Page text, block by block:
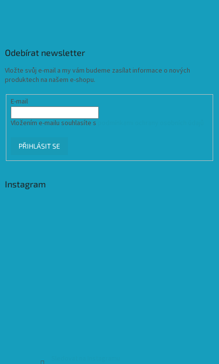
Odebírat newsletter
Vložte svůj e-mail a my vám budeme zasílat informace o nových
produktech na našem e-shopu.
E-mail
Vložením e-mailu souhlasíte s
PŘIHLÁSIT SE
Instagram